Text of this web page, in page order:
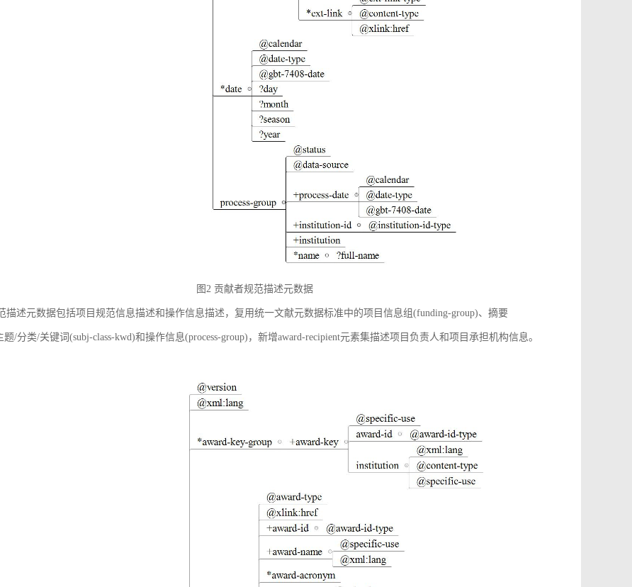
图2 贡献者规范描述元数据
描述元数据包括项目规范信息描述和操作信息描述，复用统一文献元数据标准中的项目信息组(funding-group)、摘要
题/分类/关键词(subj-class-kwd)和操作信息(process-group)，新增award-recipient元素集描述项目负责人和项目承担机构信息。